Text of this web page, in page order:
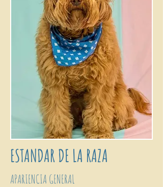
ESTANDAR DE LA RAZA
APARIENCIA GENERAL